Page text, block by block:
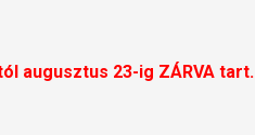
augusztus 23-ig ZÁRVA tart.